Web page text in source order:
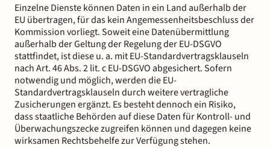
Einzelne Dienste können Daten in ein Land außerhalb der
EU übertragen, für das kein Angemessenheitsbeschluss der
Kommission vorliegt. Soweit eine Datenübermittlung
außerhalb der Geltung der Regelung der EU-DSGVO
stattfindet, ist diese u. a. mit EU-Standardvertragsklauseln
nach Art. 46 Abs. 2 lit. c EU-DSGVO abgesichert. Sofern
notwendig und möglich, werden die EU-
Standardvertragsklauseln durch weitere vertragliche
Zusicherungen ergänzt. Es besteht dennoch ein Risiko,
dass staatliche Behörden auf diese Daten für Kontroll- und
Überwachungszecke zugreifen können und dagegen keine
wirksamen Rechtsbehelfe zur Verfügung stehen.